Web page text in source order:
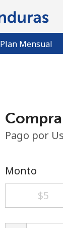
Plan Mensual
Pago por
Monto
⁦$5⁩